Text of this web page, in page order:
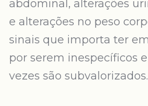
abdominal, alterações
e alterações no peso
sinais que importa ter
por serem inespecíficos
vezes são subvalorizados.